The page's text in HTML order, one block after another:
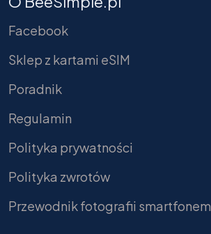
Facebook
Sklep z kartami eSIM
Poradnik
Regulamin
Polityka prywatności
Polityka zwrotów
Przewodnik fotografii smartfonem